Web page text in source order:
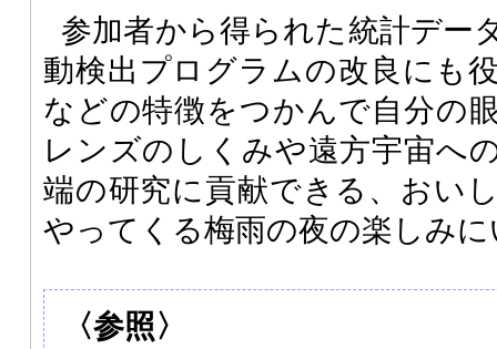
参加者から得られた統計デー
動検出プログラムの改良にも
などの特徴をつかんで自分の
レンズのしくみや遠方宇宙へ
端の研究に貢献できる、おい
やってくる梅雨の夜の楽しみ
〈参照〉